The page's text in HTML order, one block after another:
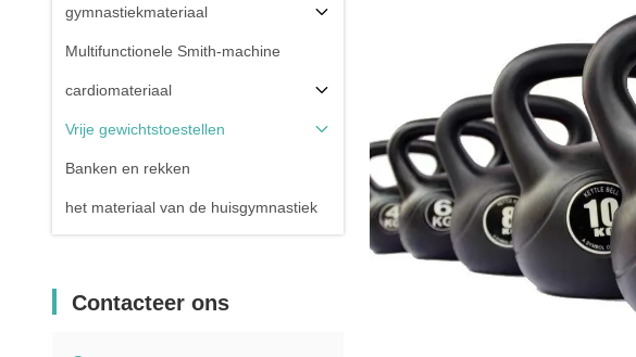
gymnastiekmateriaal
Multifunctionele Smith-machine
cardiomateriaal
Vrije gewichtstoestellen
Banken en rekken
het materiaal van de huisgymnastiek
Contacteer ons